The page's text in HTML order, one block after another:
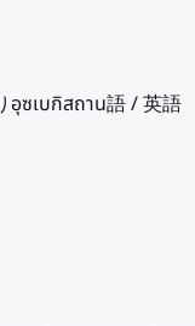
อุซเบกิสถาน語 / 英語